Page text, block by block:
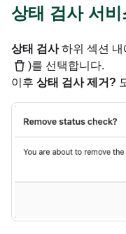
상태 검사 서비
상태 검사하위 섹션 내
)를 선택합니다.
이후 상태 검사 제거?